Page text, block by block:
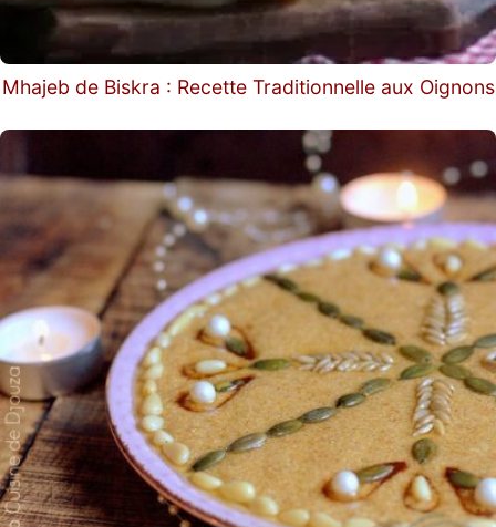
Mhajeb de Biskra : Recette Traditionnelle aux Oignons